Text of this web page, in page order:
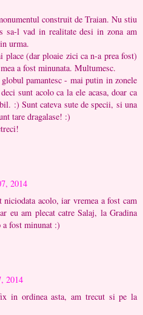
construit de Traian. Nu stiu
sa-l vad in realitate desi in zona am
urma.
(dar ploaie zici ca n-a prea fost)
a fost minunata. Multumesc.
pamantesc - mai putin in zonele
sunt acolo ca la ele acasa, doar ca
:) Sunt cateva sute de specii, si una
tare dragalase! :)
2014
niciodata acolo, iar vremea a fost cam
eu am plecat catre Salaj, la Gradina
fost minunat :)
2014
in ordinea asta, am trecut si pe la